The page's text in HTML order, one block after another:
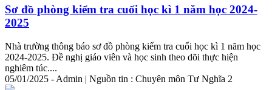
Sơ đồ phòng kiểm tra cuối học kì 1 năm học 2024-
2025
Nhà trường thông báo sơ đồ phòng kiểm tra cuối học kì 1 năm học
2024-2025. Đề nghị giáo viên và học sinh theo dõi thực hiện
nghiêm túc....
05/01/2025 - Admin | Nguồn tin : Chuyên môn Tư Nghĩa 2